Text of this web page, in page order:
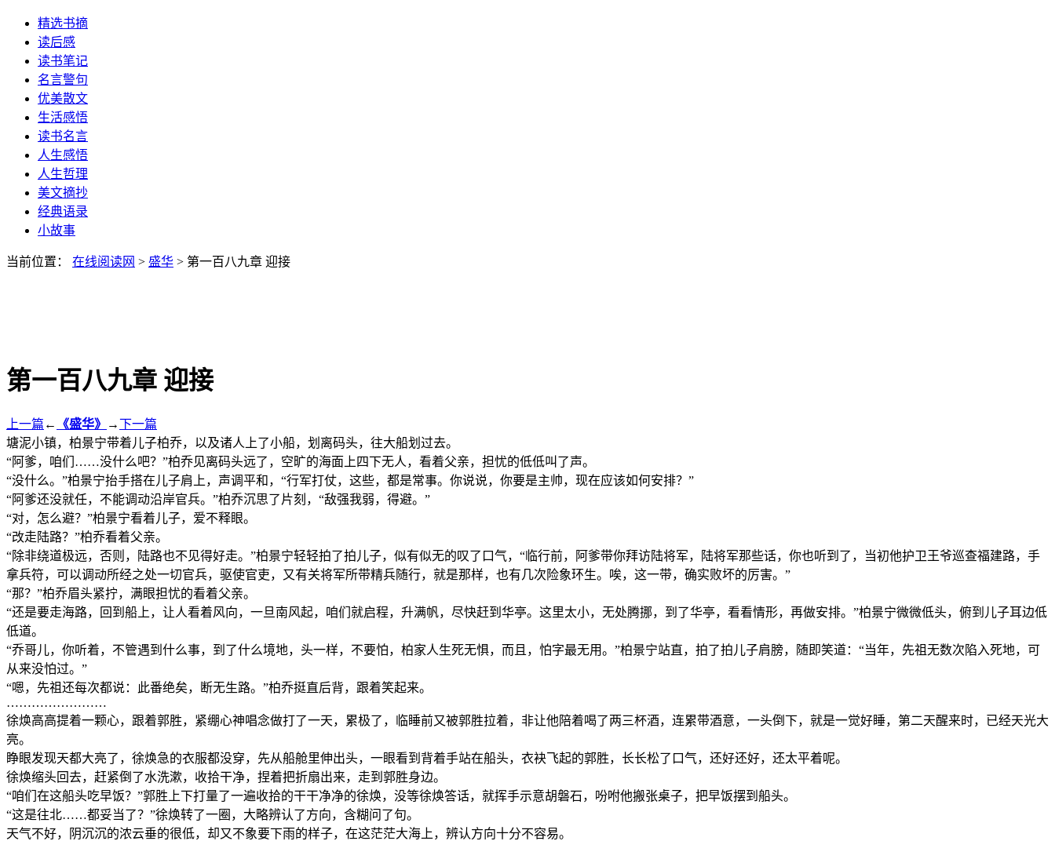
精选书摘
读后感
读书笔记
名言警句
优美散文
生活感悟
读书名言
人生感悟
人生哲理
美文摘抄
经典语录
小故事
当前位置： 在线阅读网 > 盛华 > 第一百八九章 迎接
第一百八九章 迎接
上一篇 ← 《盛华》 →下一篇
塘泥小镇，柏景宁带着儿子柏乔，以及诸人上了小船，划离码头，往大船划过去。
“阿爹，咱们……没什么吧？”柏乔见离码头远了，空旷的海面上四下无人，看着父亲，担忧的低低叫了声。
“没什么。”柏景宁抬手搭在儿子肩上，声调平和，“行军打仗，这些，都是常事。你说说，你要是主帅，现在应该如何安排？”
“阿爹还没就任，不能调动沿岸官兵。”柏乔沉思了片刻，“敌强我弱，得避。”
“对，怎么避？”柏景宁看着儿子，爱不释眼。
“改走陆路？”柏乔看着父亲。
“除非绕道极远，否则，陆路也不见得好走。”柏景宁轻轻拍了拍儿子，似有似无的叹了口气，“临行前，阿爹带你拜访陆将军，陆将军那些话，你也听到了，当初他护卫王爷巡查福建路，手
拿兵符，可以调动所经之处一切官兵，驱使官吏，又有关将军所带精兵随行，就是那样，也有几次险象环生。唉，这一带，确实败坏的厉害。”
“那？”柏乔眉头紧拧，满眼担忧的看着父亲。
“还是要走海路，回到船上，让人看着风向，一旦南风起，咱们就启程，升满帆，尽快赶到华亭。这里太小，无处腾挪，到了华亭，看看情形，再做安排。”柏景宁微微低头，俯到儿子耳边低
低道。
“乔哥儿，你听着，不管遇到什么事，到了什么境地，头一样，不要怕，柏家人生死无惧，而且，怕字最无用。”柏景宁站直，拍了拍儿子肩膀，随即笑道：“当年，先祖无数次陷入死地，可
从来没怕过。”
“嗯，先祖还每次都说：此番绝矣，断无生路。”柏乔挺直后背，跟着笑起来。
……………………
徐焕高高提着一颗心，跟着郭胜，紧绷心神唱念做打了一天，累极了，临睡前又被郭胜拉着，非让他陪着喝了两三杯酒，连累带酒意，一头倒下，就是一觉好睡，第二天醒来时，已经天光大
亮。
睁眼发现天都大亮了，徐焕急的衣服都没穿，先从船舱里伸出头，一眼看到背着手站在船头，衣袂飞起的郭胜，长长松了口气，还好还好，还太平着呢。
徐焕缩头回去，赶紧倒了水洗漱，收拾干净，捏着把折扇出来，走到郭胜身边。
“咱们在这船头吃早饭？”郭胜上下打量了一遍收拾的干干净净的徐焕，没等徐焕答话，就挥手示意胡磐石，吩咐他搬张桌子，把早饭摆到船头。
“这是往北……都妥当了？”徐焕转了一圈，大略辨认了方向，含糊问了句。
天气不好，阴沉沉的浓云垂的很低，却又不象要下雨的样子，在这茫茫大海上，辨认方向十分不容易。